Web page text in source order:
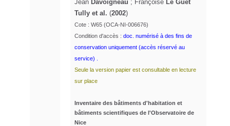
Jean Davoigneau ; Françoise Le Guet
Tully et al. (2002)
Cote : W65 (OCA-NI-006676)
Condition d'accès : doc. numérisé à des fins de
conservation uniquement (accès réservé au
service) .
Seule la version papier est consultable en lecture
sur place
Inventaire des bâtiments d'habitation et
bâtiments scientifiques de l'Observatoire de
Nice